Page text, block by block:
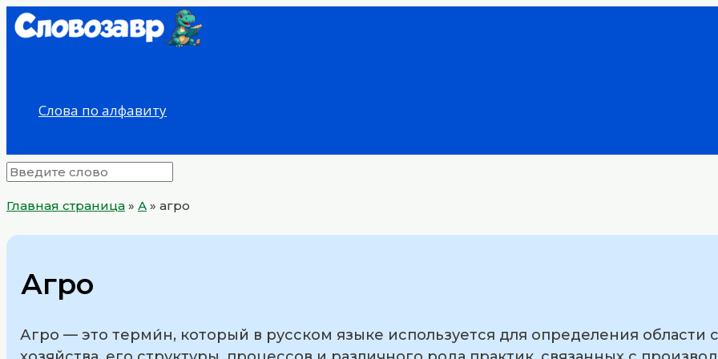
Перейти
Слова по алфавиту
Главная страница » А » агро
Агро
Агро — это терми́н, который в русском языке используется для определения области